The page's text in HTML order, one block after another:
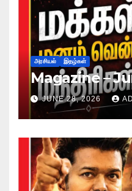
அரசியல் இதழ்கள்
Magazine –
JUNE 28, 2026